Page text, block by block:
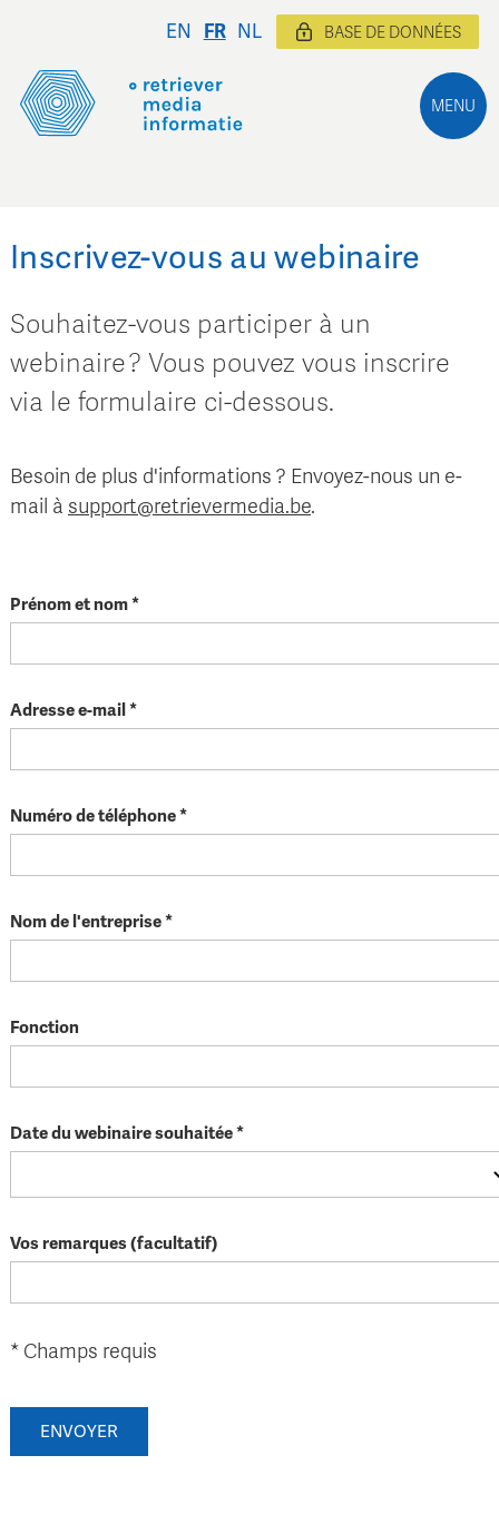
MENU
EN FR NL BASE DE DONNÉES
Inscrivez-vous au webinaire
Souhaitez-vous participer à un
webinaire ? Vous pouvez vous inscrire
via le formulaire ci-dessous.
Besoin de plus d'informations ? Envoyez-nous un e-
mail à support@retrievermedia.be.
Prénom et nom *
Adresse e-mail *
Numéro de téléphone *
Nom de l'entreprise *
Fonction
Date du webinaire souhaitée *
Vos remarques (facultatif)
* Champs requis
ENVOYER